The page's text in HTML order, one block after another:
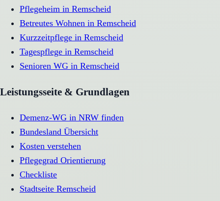
Pflegeheim in Remscheid
Betreutes Wohnen in Remscheid
Kurzzeitpflege in Remscheid
Tagespflege in Remscheid
Senioren WG in Remscheid
Leistungsseite & Grundlagen
Demenz-WG in NRW finden
Bundesland Übersicht
Kosten verstehen
Pflegegrad Orientierung
Checkliste
Stadtseite Remscheid